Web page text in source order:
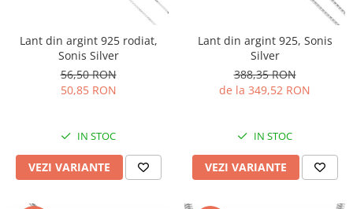
Lant din argint 925 rodiat,
Sonis Silver
56,50 RON
50,85 RON
IN STOC
VEZI VARIANTE
Lant din argint 925, Sonis
Silver
388,35 RON
de la 349,52 RON
IN STOC
VEZI VARIANTE